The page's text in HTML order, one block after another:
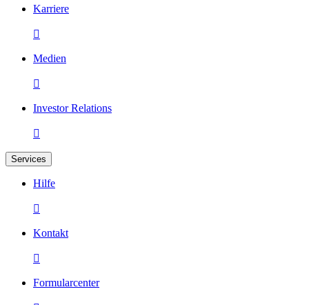
Karriere

Medien

Investor Relations

Services
Hilfe

Kontakt

Formularcenter